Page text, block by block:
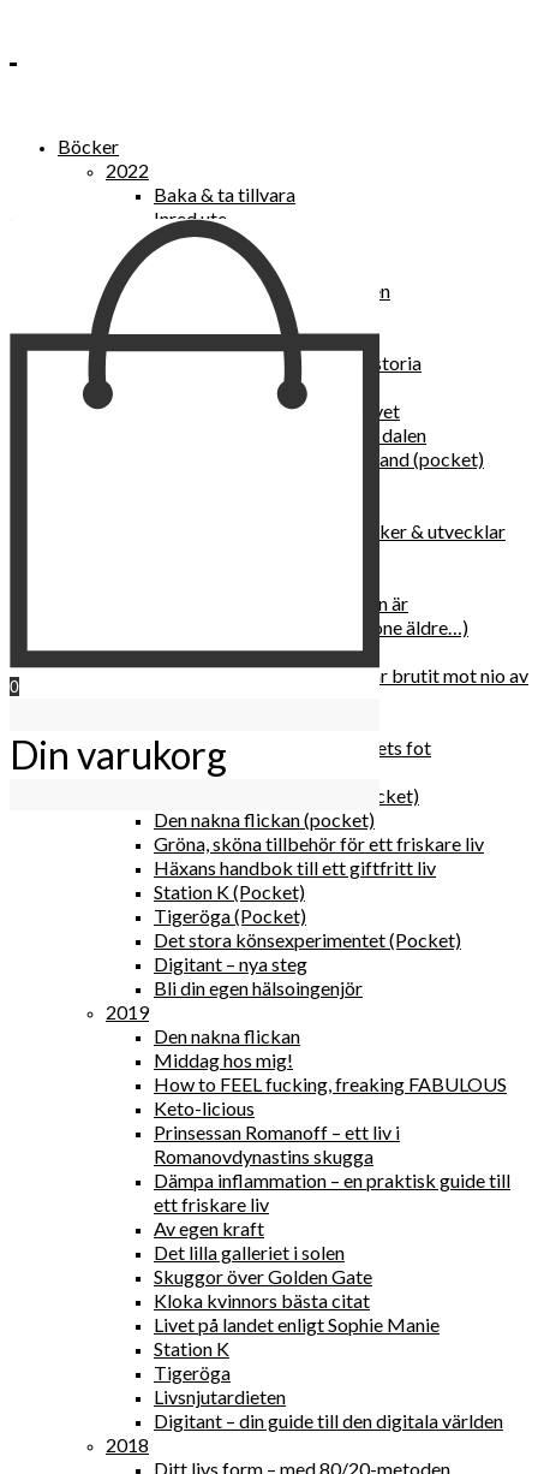
Böcker
2022
Baka & ta tillvara
Inred ute
Power Women
2021
Kvinnan som lekte med elden
“Vi vill nytt, vi begär plats”
Sånger vid avgrunden
Vattenvarelser : en kulturhistoria
Sannas fastebok
Happy skin : ung hud hela livet
Det lilla pensionatet i gröna dalen
I trygghetsnarkomanernas land (pocket)
Self Love – hur du läker, stärker & utvecklar
Hur du blir parisisk var du än är
Äldre och klokare (åtminstone äldre…)
Häxans kokbok
Gud gav oss tio bud – jag har brutit mot nio av
Den lilla vingården vid bergets fot
Happy me
Det lilla galleriet i solen (pocket)
Den nakna flickan (pocket)
Gröna, sköna tillbehör för ett friskare liv
Häxans handbok till ett giftfritt liv
Station K (Pocket)
Tigeröga (Pocket)
Det stora könsexperimentet (Pocket)
Digitant – nya steg
Bli din egen hälsoingenjör
2019
Den nakna flickan
Middag hos mig!
How to FEEL fucking, freaking FABULOUS
Keto-licious
Prinsessan Romanoff – ett liv i
Romanovdynastins skugga
Dämpa inflammation – en praktisk guide till
ett friskare liv
Av egen kraft
Det lilla galleriet i solen
Skuggor över Golden Gate
Kloka kvinnors bästa citat
Livet på landet enligt Sophie Manie
Station K
Tigeröga
Livsnjutardieten
Digitant – din guide till den digitala världen
2018
Ditt livs form – med 80/20-metoden
0
Din varukorg